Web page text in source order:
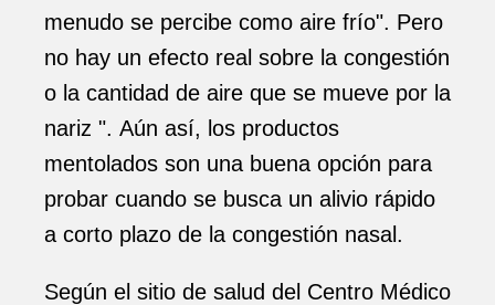
menudo se percibe como aire frío". Pero
no hay un efecto real sobre la congestión
o la cantidad de aire que se mueve por la
nariz ". Aún así, los productos
mentolados son una buena opción para
probar cuando se busca un alivio rápido
a corto plazo de la congestión nasal.
Según el sitio de salud del Centro Médico